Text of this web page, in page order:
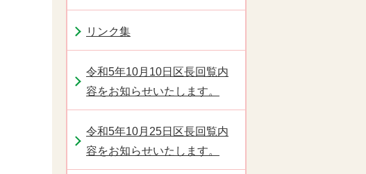
リンク集
令和5年10月10日区長回覧内
容をお知らせいたします。
令和5年10月25日区長回覧内
容をお知らせいたします。